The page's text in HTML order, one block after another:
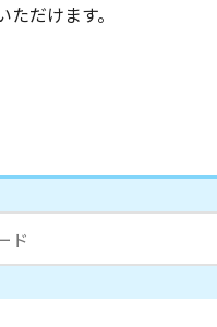
だけます。